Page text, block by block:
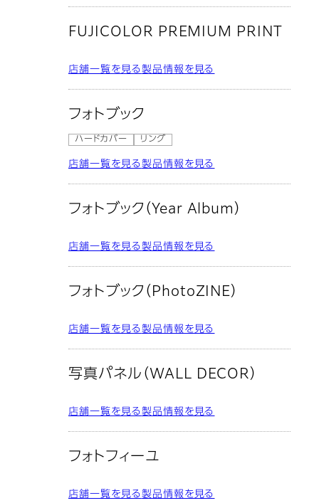
FUJICOLOR PREMIUM PRINT
店舗一覧を見る製品情報を見る
フォトブック
ハードカバー リング
店舗一覧を見る製品情報を見る
フォトブック（Year Album）
店舗一覧を見る製品情報を見る
フォトブック（PhotoZINE）
店舗一覧を見る製品情報を見る
写真パネル（WALL DECOR）
店舗一覧を見る製品情報を見る
フォトフィーユ
店舗一覧を見る製品情報を見る